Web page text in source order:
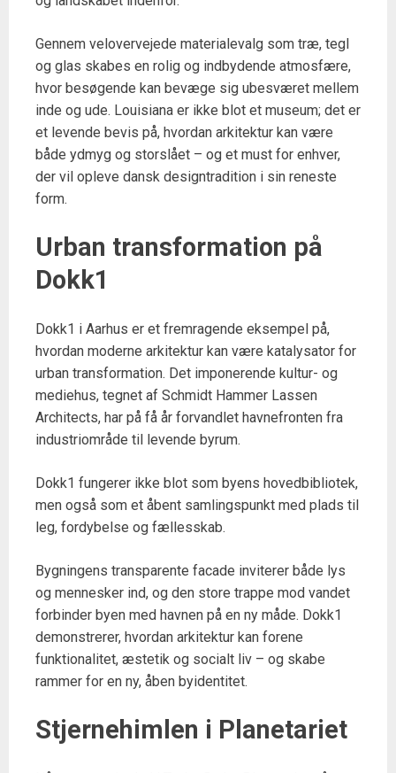
Gennem velovervejede materialevalg som træ, tegl
og glas skabes en rolig og indbydende atmosfære,
hvor besøgende kan bevæge sig ubesværet mellem
inde og ude. Louisiana er ikke blot et museum; det er
et levende bevis på, hvordan arkitektur kan være
både ydmyg og storslået – og et must for enhver,
der vil opleve dansk designtradition i sin reneste
form.
Urban transformation på
Dokk1
Dokk1 i Aarhus er et fremragende eksempel på,
hvordan moderne arkitektur kan være katalysator for
urban transformation. Det imponerende kultur- og
mediehus, tegnet af Schmidt Hammer Lassen
Architects, har på få år forvandlet havnefronten fra
industriområde til levende byrum.
Dokk1 fungerer ikke blot som byens hovedbibliotek,
men også som et åbent samlingspunkt med plads til
leg, fordybelse og fællesskab.
Bygningens transparente facade inviterer både lys
og mennesker ind, og den store trappe mod vandet
forbinder byen med havnen på en ny måde. Dokk1
demonstrerer, hvordan arkitektur kan forene
funktionalitet, æstetik og socialt liv – og skabe
rammer for en ny, åben byidentitet.
Stjernehimlen i Planetariet